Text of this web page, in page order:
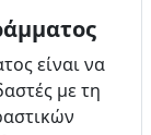
είναι να
με τη